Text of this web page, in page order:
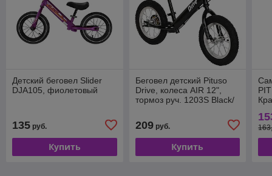
Детский беговел Slider
DJA105, фиолетовый
135 руб.
Купить
Беговел детский Pituso
Drive, колеса AIR 12",
тормоз руч. 1203S Black/
209руб.
Купить